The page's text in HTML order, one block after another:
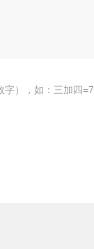
字），如：三加四=7